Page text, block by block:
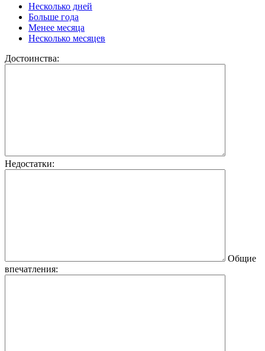
Несколько дней
Больше года
Менее месяца
Несколько месяцев
Достоинства:
Недостатки:
Общие
впечатления: